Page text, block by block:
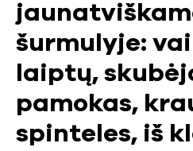
šurmulyje:
laiptų,
pamokas,
spinteles, iš